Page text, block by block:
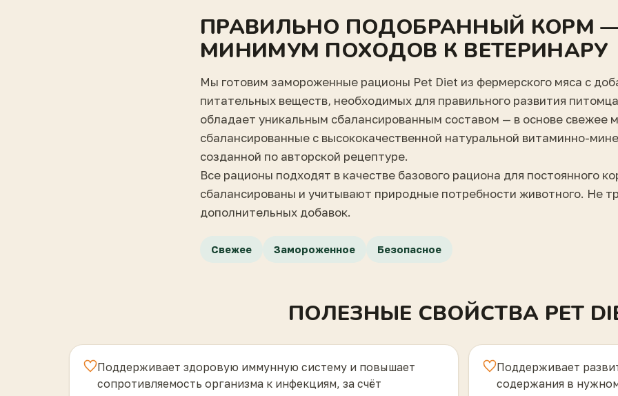
ПРАВИЛЬНО ПОДОБРАННЫЙ КОРМ
МИНИМУМ ПОХОДОВ К ВЕТЕРИНАРУ
Мы готовим замороженные рационы Pet Diet из фермерского мяса с
питательных веществ, необходимых для правильного развития
обладает уникальным сбалансированным составом — в основе свежее
сбалансированные с высококачественной натуральной витаминно-
созданной по авторской рецептуре.
Все рационы подходят в качестве базового рациона для постоянного
сбалансированы и учитывают природные потребности животного. Не
дополнительных добавок.
Свежее Замороженное Безопасное
ПОЛЕЗНЫЕ СВОЙСТВА PET
Поддерживает здоровую иммунную систему и повышает
сопротивляемость организма к инфекциям, за счёт
Поддерживает
содержания в